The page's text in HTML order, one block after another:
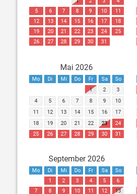
5
6 7 8 9 10
11
12
13 14 15 16 17
18
19
20 21 22 23 24
25
26
27 28 29 30 31
Mai 2026
Mo Di Mi Do Fr Sa
So
1
2
3
4
5 6 7 8 9
10
11
12 13 14 15 16
17
18
19 20 21 22 23
24
25
26 27 28 29 30 31
September 2026
Mo Di Mi Do Fr Sa
So
1
2 3 4 5
6
7
8 9 10 11 12 13